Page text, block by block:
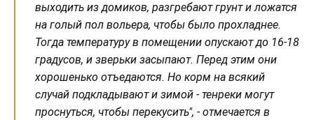
выходить из домиков, разгребают грунт и ложатся
на голый пол вольера, чтобы было прохладнее.
Тогда температуру в помещении опускают до 16-18
градусов, и зверьки засыпают. Перед этим они
хорошенько отъедаются. Но корм на всякий
случай подкладывают и зимой - тенреки могут
проснуться, чтобы перекусить", - отмечается в